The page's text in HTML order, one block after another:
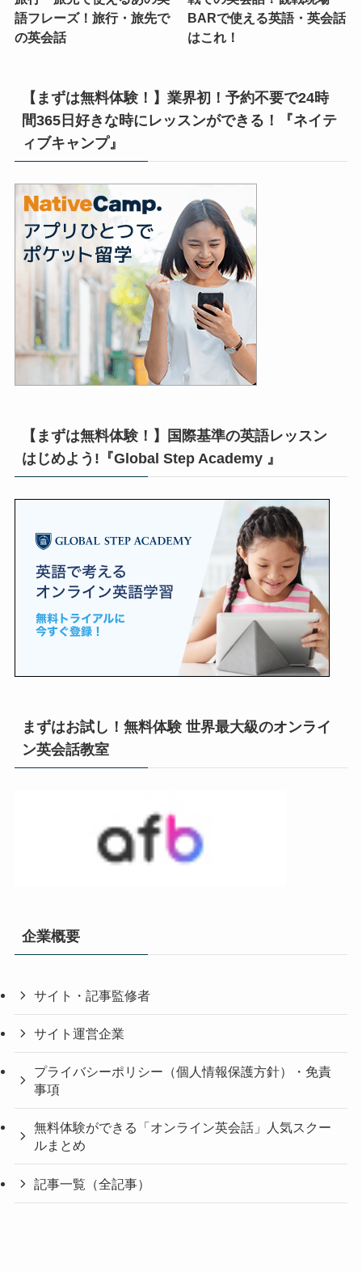
語フレーズ！旅行・旅先で
の英会話
BARで使える英語・英会話
はこれ！
【まずは無料体験！】業界初！予約不要で24時
間365日好きな時にレッスンができる！『ネイテ
ィブキャンプ』
【まずは無料体験！】国際基準の英語レッスン
はじめよう!『Global Step Academy 』
まずはお試し！無料体験 世界最大級のオンライ
ン英会話教室
企業概要
サイト・記事監修者
サイト運営企業
プライバシーポリシー（個人情報保護方針）・免責
事項
無料体験ができる「オンライン英会話」人気スクー
ルまとめ
記事一覧（全記事）